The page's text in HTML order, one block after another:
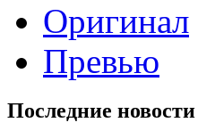
Оригинал
Превью
Последние новости